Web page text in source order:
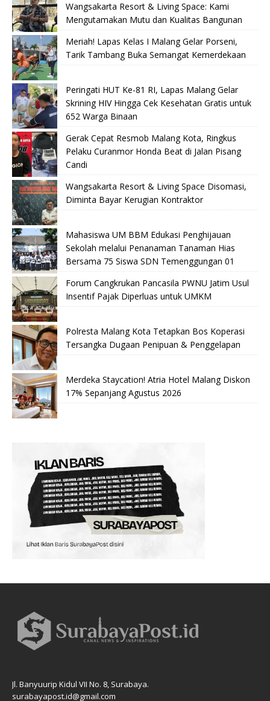
Wangsakarta Resort & Living Space: Kami
Mengutamakan Mutu dan Kualitas Bangunan
Meriah! Lapas Kelas I Malang Gelar Porseni,
Tarik Tambang Buka Semangat Kemerdekaan
Peringati HUT Ke-81 RI, Lapas Malang Gelar
Skrining HIV Hingga Cek Kesehatan Gratis untuk
652 Warga Binaan
Gerak Cepat Resmob Malang Kota, Ringkus
Pelaku Curanmor Honda Beat di Jalan Pisang
Candi
Wangsakarta Resort & Living Space Disomasi,
Diminta Bayar Kerugian Kontraktor
Mahasiswa UM BBM Edukasi Penghijauan
Sekolah melalui Penanaman Tanaman Hias
Bersama 75 Siswa SDN Temenggungan 01
Forum Cangkrukan Pancasila PWNU Jatim Usul
Insentif Pajak Diperluas untuk UMKM
Polresta Malang Kota Tetapkan Bos Koperasi
Tersangka Dugaan Penipuan & Penggelapan
Merdeka Staycation! Atria Hotel Malang Diskon
17% Sepanjang Agustus 2026
Jl. Banyuurip Kidul VII No. 8, Surabaya.
surabayapost.id@gmail.com